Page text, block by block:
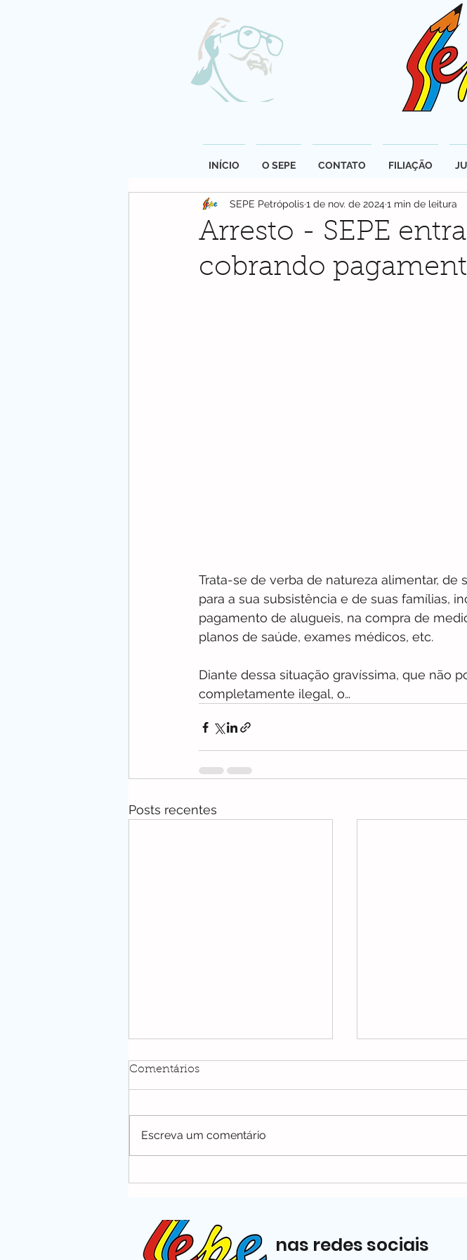
Arresto - SEPE
cobrando
SEPE Petrópolis1 de nov. de 2024 1 min de leitura
Trata-se de verba de natureza alimentar,
para a sua subsistência e de suas famílias,
pagamento de alugueis, na compra de
planos de saúde, exames médicos, etc.
Diante dessa situação gravíssima, que não
completamente ilegal, o…
Posts recentes
da rede municipal que
cumpre requisitos de
aposentadoria especial
de Prefeito,
Secretários
Comentários
Escreva um comentário
INÍCIO O SEPE CONTATO FILIAÇÃO
nas redes sociais